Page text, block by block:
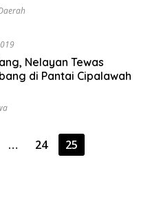
Nelayan Tewas
di Pantai Cipalawah
… 24 25